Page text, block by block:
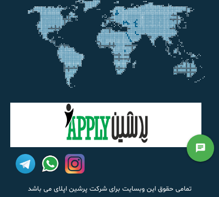
تمامی حقوق این وبسایت برای شرکت پرشین اپلای می باشد
chat